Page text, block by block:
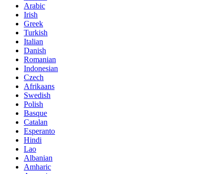
Arabic
Irish
Greek
Turkish
Italian
Danish
Romanian
Indonesian
Czech
Afrikaans
Swedish
Polish
Basque
Catalan
Esperanto
Hindi
Lao
Albanian
Amharic